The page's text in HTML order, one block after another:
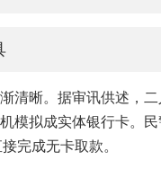
清晰。据审讯供述，
模拟成实体银行卡。
完成无卡取款。